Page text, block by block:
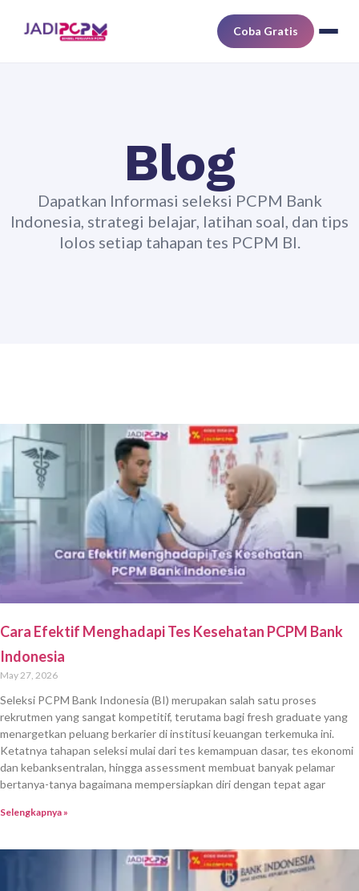
Coba Gratis
Blog
Dapatkan Informasi seleksi PCPM Bank
Indonesia, strategi belajar, latihan soal, dan tips
lolos setiap tahapan tes PCPM BI.
Cara Efektif Menghadapi Tes Kesehatan PCPM Bank
Indonesia
May 27, 2026
Seleksi PCPM Bank Indonesia (BI) merupakan salah satu proses
rekrutmen yang sangat kompetitif, terutama bagi fresh graduate yang
menargetkan peluang berkarier di institusi keuangan terkemuka ini.
Ketatnya tahapan seleksi mulai dari tes kemampuan dasar, tes ekonomi
dan kebanksentralan, hingga assessment membuat banyak pelamar
bertanya-tanya bagaimana mempersiapkan diri dengan tepat agar
Selengkapnya »